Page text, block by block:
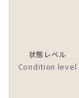
状態レベル
Condition level